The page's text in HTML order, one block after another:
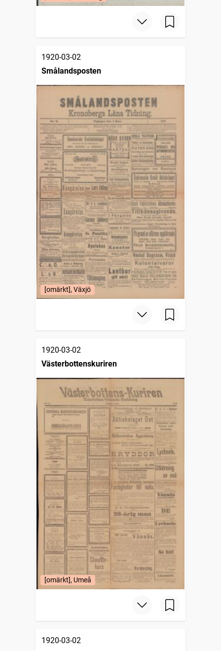
1920-03-02
Smålandsposten
[omärkt], Växjö
1920-03-02
Västerbottenskuriren
[omärkt], Umeå
1920-03-02